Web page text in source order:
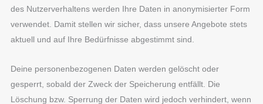
des Nutzerverhaltens werden Ihre Daten in anonymisierter Form
verwendet. Damit stellen wir sicher, dass unsere Angebote stets
aktuell und auf Ihre Bedürfnisse abgestimmt sind.
Deine personenbezogenen Daten werden gelöscht oder
gesperrt, sobald der Zweck der Speicherung entfällt. Die
Löschung bzw. Sperrung der Daten wird jedoch verhindert, wenn